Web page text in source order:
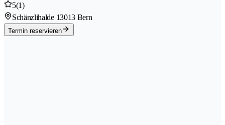
5(1)
Schänzlihalde 13013 Bern
Termin reservieren